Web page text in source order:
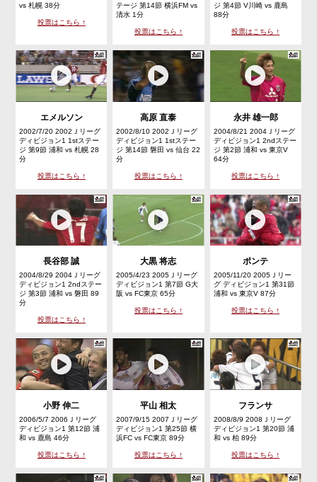
vs 札幌 38分
投票はこちら ↑
テージ 第14節 横浜FM vs
清水 1分
投票はこちら ↑
ジ 第4節 V川崎 vs 鹿島
88分
投票はこちら ↑
エメルソン
2002/7/20 2002Ｊリーグ
ディビジョン1 1stステー
ジ 第9節 浦和 vs 札幌 28
分
投票はこちら ↑
高原 直泰
2002/8/10 2002Ｊリーグ
ディビジョン1 1stステー
ジ 第14節 磐田 vs 仙台 22
分
投票はこちら ↑
永井 雄一郎
2004/8/21 2004Ｊリーグ
ディビジョン1 2ndステー
ジ 第2節 浦和 vs 東京V
64分
投票はこちら ↑
長谷部 誠
2004/8/29 2004Ｊリーグ
ディビジョン1 2ndステー
ジ 第3節 浦和 vs 磐田 89
分
投票はこちら ↑
大黒 将志
2005/4/23 2005Ｊリーグ
ディビジョン1 第7節 G大
阪 vs FC東京 65分
投票はこちら ↑
ポンテ
2005/11/20 2005Ｊリー
グ ディビジョン1 第31節
浦和 vs 東京V 87分
投票はこちら ↑
小野 伸二
2006/5/7 2006Ｊリーグ
ディビジョン1 第12節 浦
和 vs 鹿島 46分
投票はこちら ↑
平山 相太
2007/9/15 2007Ｊリーグ
ディビジョン1 第25節 横
浜FC vs FC東京 89分
投票はこちら ↑
フランサ
2008/8/9 2008Ｊリーグ
ディビジョン1 第20節 浦
和 vs 柏 89分
投票はこちら ↑